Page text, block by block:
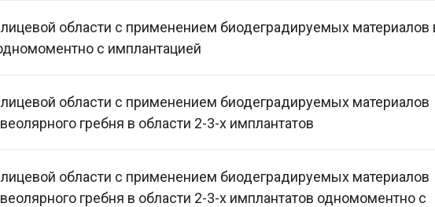
области с применением биодеградируемых материалов
с имплантацией
области с применением биодеградируемых материалов
гребня в области 2-3-х имплантатов
области с применением биодеградируемых материалов
гребня в области 2-3-х имплантатов одномоментно с